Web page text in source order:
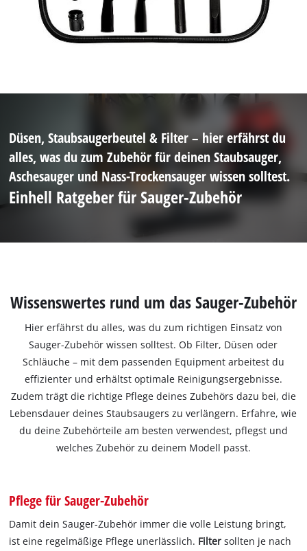
Düsen, Staubsaugerbeutel & Filter – hier erfährst du
alles, was du zum Zubehör für deinen Staubsauger,
Aschesauger und Nass-Trockensauger wissen solltest.
Einhell Ratgeber für Sauger-Zubehör
Wissenswertes rund um das Sauger-Zubehör
Hier erfährst du alles, was du zum richtigen Einsatz von
Sauger-Zubehör wissen solltest. Ob Filter, Düsen oder
Schläuche – mit dem passenden Equipment arbeitest du
effizienter und erhältst optimale Reinigungsergebnisse.
Zudem trägt die richtige Pflege deines Zubehörs dazu bei, die
Lebensdauer deines Staubsaugers zu verlängern. Erfahre, wie
du deine Zubehörteile am besten verwendest, pflegst und
welches Zubehör zu deinem Modell passt.
Pflege für Sauger-Zubehör
Damit dein Sauger-Zubehör immer die volle Leistung bringt,
ist eine regelmäßige Pflege unerlässlich. Filter sollten je nach